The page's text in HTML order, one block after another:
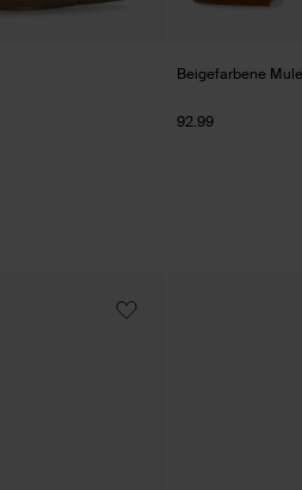
Beigefarbene
92.99